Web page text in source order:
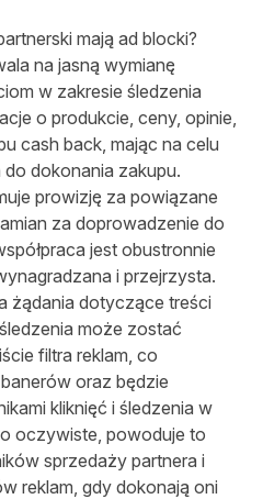
mają ad blocki?
na jasną wymianę
w zakresie śledzenia
o produkcie, ceny, opinie,
cash back, mając na celu
dokonania zakupu.
prowizję za powiązane
za doprowadzenie do
jest obustronnie
i przejrzysta.
żądania dotyczące treści
może zostać
filtra reklam, co
oraz będzie
kliknięć i śledzenia w
oczywiste, powoduje to
sprzedaży partnera i
reklam, gdy dokonają oni